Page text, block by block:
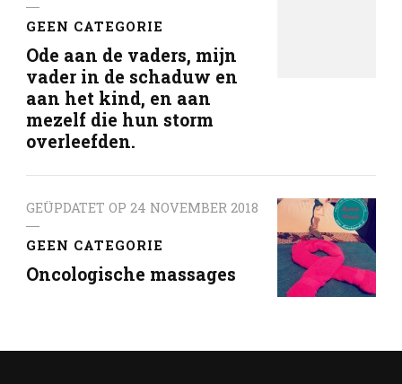
GEEN CATEGORIE
Ode aan de vaders, mijn
vader in de schaduw en
aan het kind, en aan
mezelf die hun storm
overleefden.
GEÜPDATET OP 24 NOVEMBER 2018
GEEN CATEGORIE
Oncologische massages